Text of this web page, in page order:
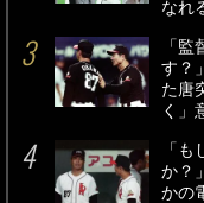
なれ
「
す？
た唐
く」
「
か？
かの